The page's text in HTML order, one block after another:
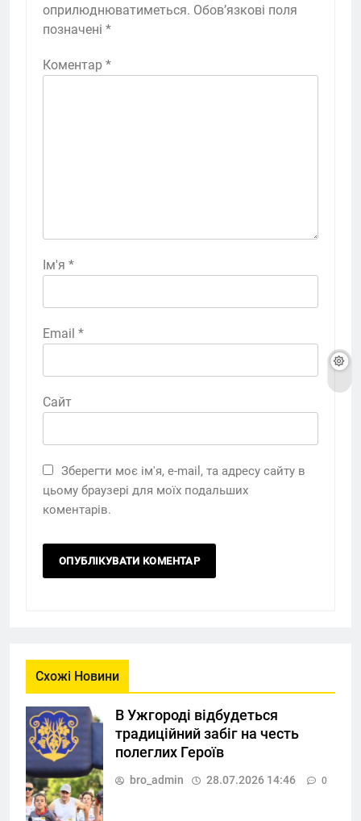
оприлюднюватиметься. Обов’язкові поля
позначені *
Коментар *
Ім'я *
Email *
Сайт
Зберегти моє ім'я, e-mail, та адресу сайту в
цьому браузері для моїх подальших
коментарів.
Схожі Новини
В Ужгороді відбудеться
традиційний забіг на честь
полеглих Героїв
bro_admin 28.07.2026 14:46 0